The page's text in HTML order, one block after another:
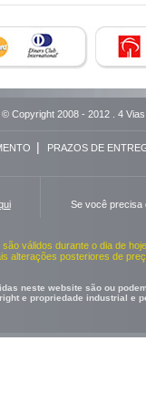
© Copyright 2008 - 2012 . 4
| PRAZOS DE
Se você precisa
válidos durante o dia de
alterações posteriores de
neste website são ou
e propriedade industrial e